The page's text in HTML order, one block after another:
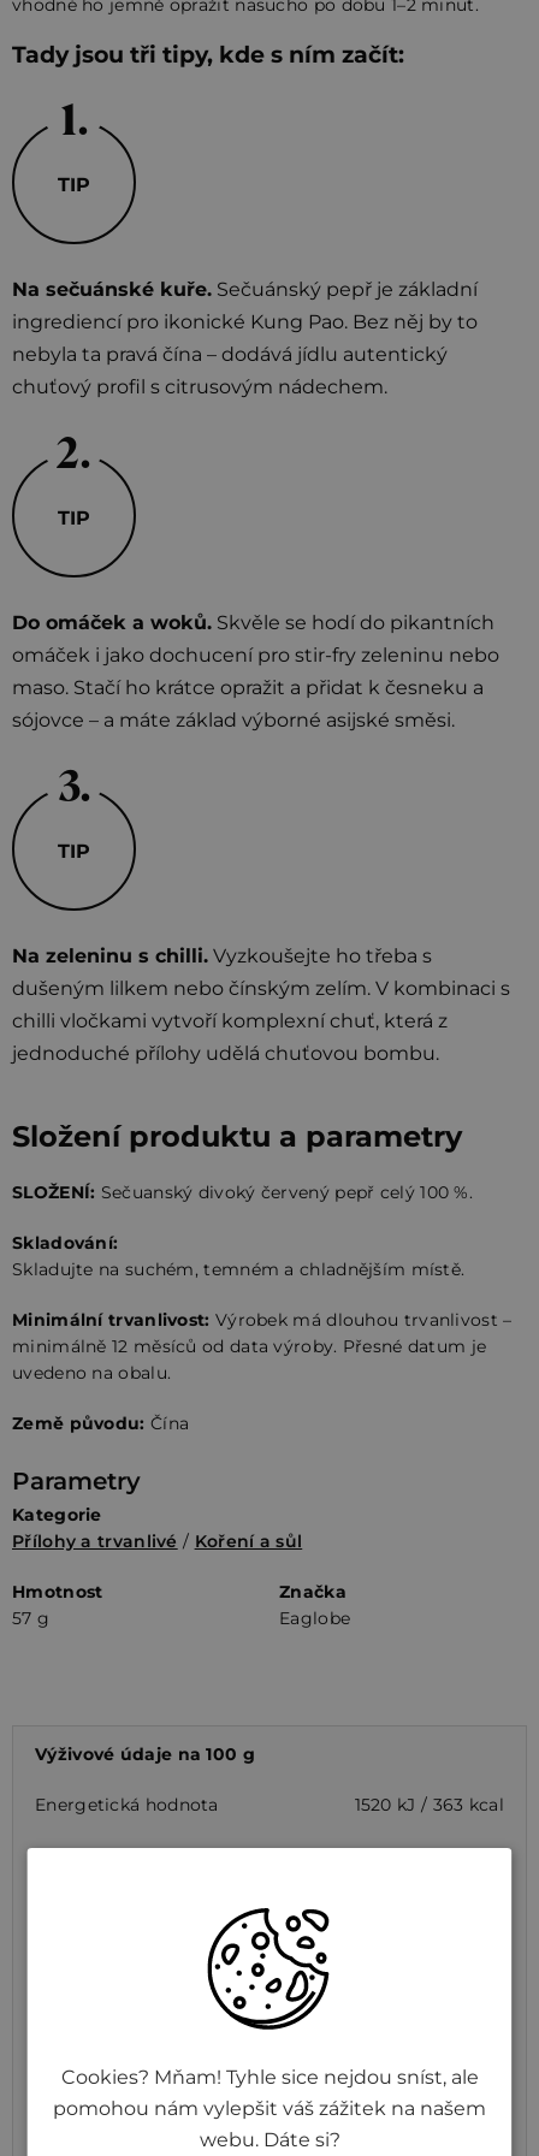
vhodné ho jemně opražit nasucho po dobu 1–2 minut.
Tady jsou tři tipy, kde s ním začít:
TIP
Na sečuánské kuře. Sečuánský pepř je základní
ingrediencí pro ikonické Kung Pao. Bez něj by to
nebyla ta pravá čína – dodává jídlu autentický
chuťový profil s citrusovým nádechem.
TIP
Do omáček a woků. Skvěle se hodí do pikantních
omáček i jako dochucení pro stir-fry zeleninu nebo
maso. Stačí ho krátce opražit a přidat k česneku a
sójovce – a máte základ výborné asijské směsi.
TIP
Na zeleninu s chilli. Vyzkoušejte ho třeba s
dušeným lilkem nebo čínským zelím. V kombinaci s
chilli vločkami vytvoří komplexní chuť, která z
jednoduché přílohy udělá chuťovou bombu.
Složení produktu a parametry
SLOŽENÍ: Sečuanský divoký červený pepř celý 100 %.
Skladování:
Skladujte na suchém, temném a chladnějším místě.
Minimální trvanlivost: Výrobek má dlouhou trvanlivost –
minimálně 12 měsíců od data výroby. Přesné datum je
uvedeno na obalu.
Země původu: Čína
Parametry
Kategorie
Přílohy a trvanlivé / Koření a sůl
Hmotnost
57 g
Značka
Eaglobe
Výživové údaje na 100 g
Energetická hodnota 1520 kJ / 363 kcal
Tuky 5,2 g
z toho nasycené mastné
Bílkoviny 3,5 g
Cookies? Mňam! Tyhle sice nejdou sníst, ale
pomohou nám vylepšit váš zážitek na našem
webu. Dáte si?